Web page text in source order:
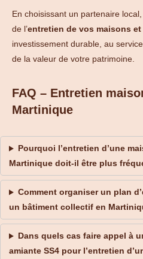
En choisissant un partenaire
de l’entretien de vos maisons
investissement durable, au
de la valeur de votre patrimoine.
FAQ – Entretien
Martinique
Pourquoi l’entretien d’une
Martinique doit-il être plus
Comment organiser un plan
un bâtiment collectif en
Dans quels cas faire appel à
amiante SS4 pour l’entretien